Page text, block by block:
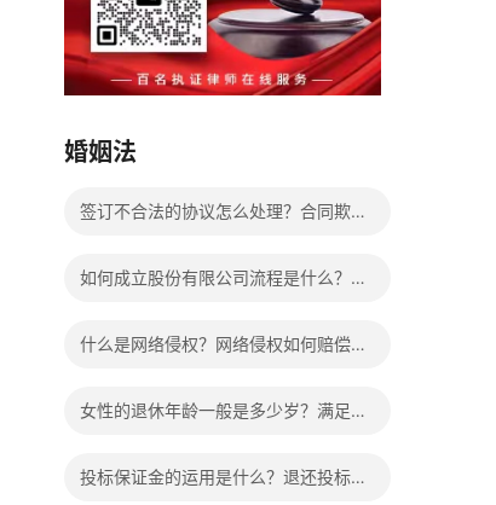
婚姻法
签订不合法的协议怎么处理？合同欺诈
如何成立股份有限公司流程是什么？设
什么是网络侵权？网络侵权如何赔偿的
女性的退休年龄一般是多少岁？满足什
投标保证金的运用是什么？退还投标保